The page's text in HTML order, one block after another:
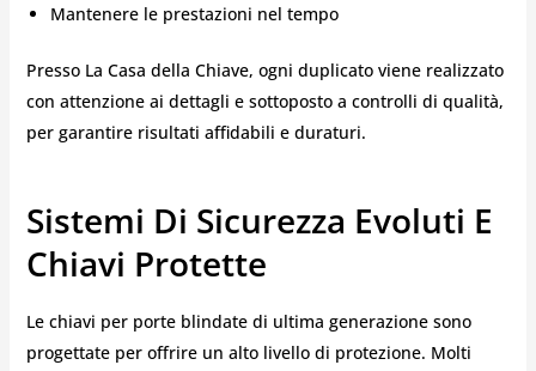
Mantenere le prestazioni nel tempo
Presso La Casa della Chiave, ogni duplicato viene realizzato
con attenzione ai dettagli e sottoposto a controlli di qualità,
per garantire risultati affidabili e duraturi.
Sistemi Di Sicurezza Evoluti E
Chiavi Protette
Le chiavi per porte blindate di ultima generazione sono
progettate per offrire un alto livello di protezione. Molti